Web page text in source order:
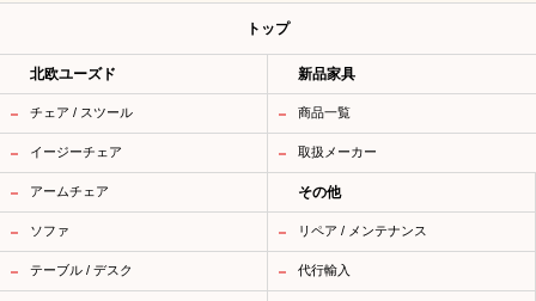
トップ
北欧ユーズド
チェア / スツール
イージーチェア
アームチェア
ソファ
テーブル / デスク
新品家具
商品一覧
取扱メーカー
その他
リペア / メンテナンス
代行輸入